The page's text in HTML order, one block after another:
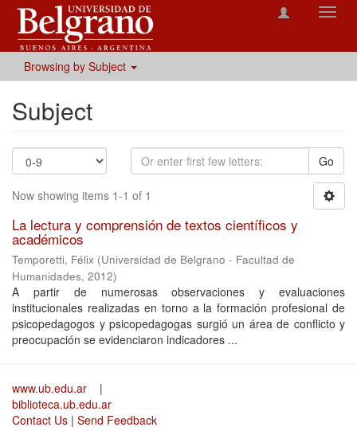
Browsing by Subject
Subject
Go
Now showing items 1-1 of 1
La lectura y comprensión de textos científicos y
académicos
Temporetti, Félix (Universidad de Belgrano - Facultad de
Humanidades, 2012)
A partir de numerosas observaciones y evaluaciones
institucionales realizadas en torno a la formación profesional de
psicopedagogos y psicopedagogas surgió un área de conflicto y
preocupación se evidenciaron indicadores ...
www.ub.edu.ar
|
biblioteca.ub.edu.ar
Contact Us | Send Feedback